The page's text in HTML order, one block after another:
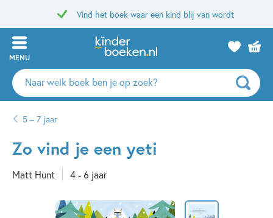
Vind het boek waar een kind blij van wordt
MENU
Zoeken
naar
auteurs
uitgevers
5 – 7 jaar
Zo vind je een yeti
Matt Hunt 4 - 6 jaar